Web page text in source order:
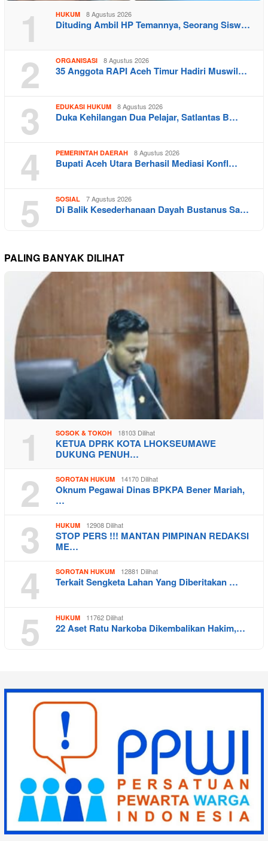
1 HUKUM 8 Agustus 2026
Dituding Ambil HP Temannya, Seorang Sisw…
2 ORGANISASI 8 Agustus 2026
35 Anggota RAPI Aceh Timur Hadiri Muswil…
3 EDUKASI HUKUM 8 Agustus 2026
Duka Kehilangan Dua Pelajar, Satlantas B…
4 PEMERINTAH DAERAH 8 Agustus 2026
Bupati Aceh Utara Berhasil Mediasi Konfl…
5 SOSIAL 7 Agustus 2026
Di Balik Kesederhanaan Dayah Bustanus Sa…
PALING BANYAK DILIHAT
1 SOSOK & TOKOH 18103 Dilihat
KETUA DPRK KOTA LHOKSEUMAWE
DUKUNG PENUH…
2 SOROTAN HUKUM 14170 Dilihat
Oknum Pegawai Dinas BPKPA Bener Mariah,
…
3 HUKUM 12908 Dilihat
STOP PERS !!! MANTAN PIMPINAN REDAKSI
ME…
4 SOROTAN HUKUM 12881 Dilihat
Terkait Sengketa Lahan Yang Diberitakan …
5 HUKUM 11762 Dilihat
22 Aset Ratu Narkoba Dikembalikan Hakim,…